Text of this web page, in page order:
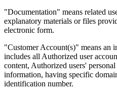
"Documentation" means related
explanatory materials or files
electronic form.
"Customer Account(s)" means an
includes all Authorized user
content, Authorized users'
information, having specific
identification number.